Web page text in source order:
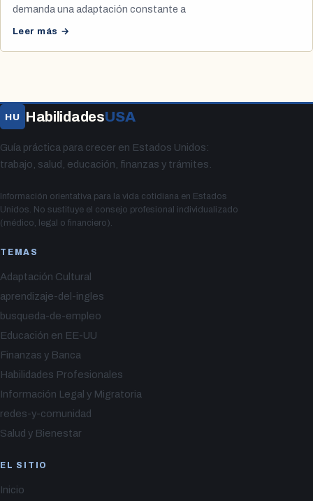
demanda una adaptación constante a
Leer más →
HU HabilidadesUSA
Guía práctica para crecer en Estados Unidos:
trabajo, salud, educación, finanzas y trámites.
Información orientativa para la vida cotidiana en Estados
Unidos. No sustituye el consejo profesional individualizado
(médico, legal o financiero).
TEMAS
Adaptación Cultural
aprendizaje-del-ingles
busqueda-de-empleo
Educación en EE-UU
Finanzas y Banca
Habilidades Profesionales
Información Legal y Migratoria
redes-y-comunidad
Salud y Bienestar
EL SITIO
Inicio